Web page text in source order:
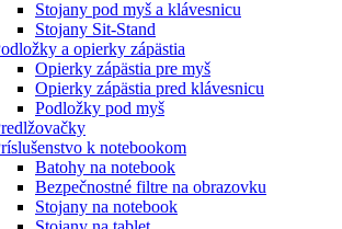
Stojany pod myš a klávesnicu
Stojany Sit-Stand
a opierky zápästia
Opierky zápästia pre myš
Opierky zápästia pred klávesnicu
Podložky pod myš
k notebookom
Batohy na notebook
Bezpečnostné filtre na obrazovku
Stojany na notebook